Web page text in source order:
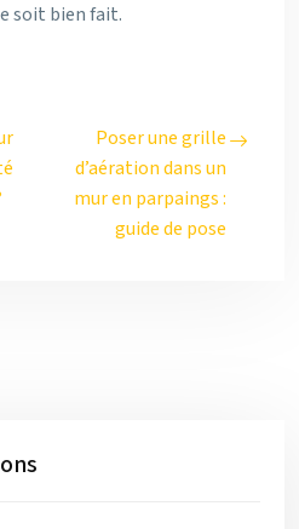
soit bien fait.
Poser une grille
d’aération dans un
mur en parpaings :
guide de pose